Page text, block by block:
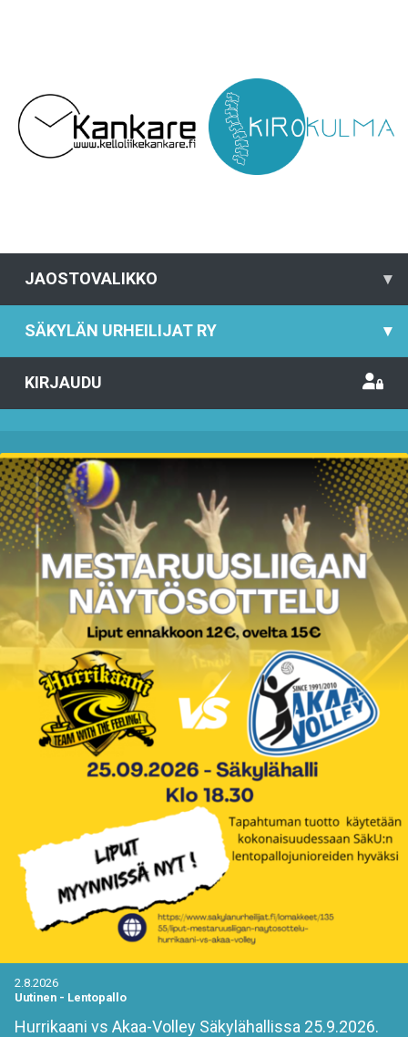
JAOSTOVALIKKO ▾
SÄKYLÄN URHEILIJAT RY ▾
KIRJAUDU
2.8.2026
Uutinen - Lentopallo
Hurrikaani vs Akaa-Volley Säkylähallissa 25.9.2026.